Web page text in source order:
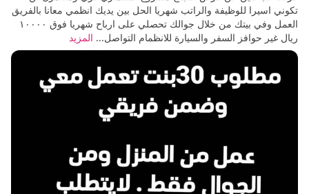
تكوني اسيرا للوظيفة والراتب شهريا الحل بين يديك انظمي معانا بالفريق
العمل وفي بيتك من خلال جوالك تحصلي على ارباح شهريا فوق ١٠٠٠٠
ريال غير حوافز السفر والسيارة للانظمام التواصل... المزيد